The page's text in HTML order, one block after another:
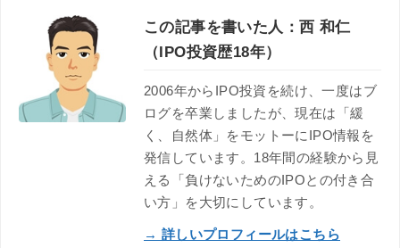
この記事を書いた人：西 和仁
（IPO投資歴18年）
2006年からIPO投資を続け、一度はブ
ログを卒業しましたが、現在は「緩
く、自然体」をモットーにIPO情報を
発信しています。18年間の経験から見
える「負けないためのIPOとの付き合
い方」を大切にしています。
→ 詳しいプロフィールはこちら